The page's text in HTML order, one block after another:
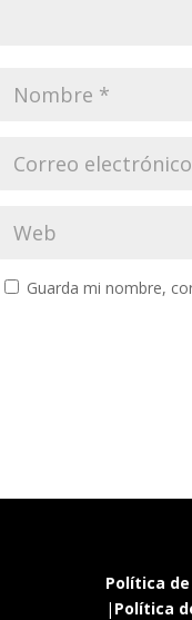
Guarda mi nombre,
Política
| Política